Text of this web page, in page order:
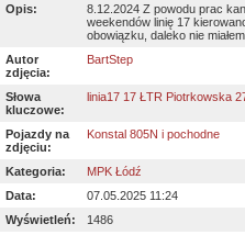
Opis:
8.12.2024 Z powodu prac
weekendów linię 17
obowiązku, daleko nie
Autor
zdjęcia:
BartStep
Słowa
kluczowe:
linia17 17 ŁTR Piotrkowska
Pojazdy na
zdjęciu:
Konstal 805N i pochodne
Kategoria:
MPK Łódź
Data:
07.05.2025 11:24
Wyświetleń:
1486